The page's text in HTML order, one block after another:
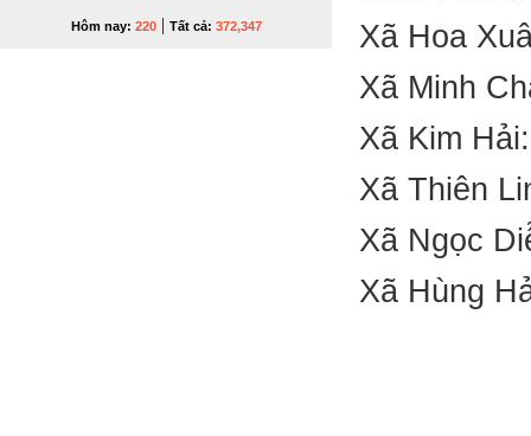
Hôm nay: 220| Tất cả: 372,347
Xã Hoa
Xã Minh
Xã Kim
Xã Thiên
Xã Ngọc
Xã Hùng